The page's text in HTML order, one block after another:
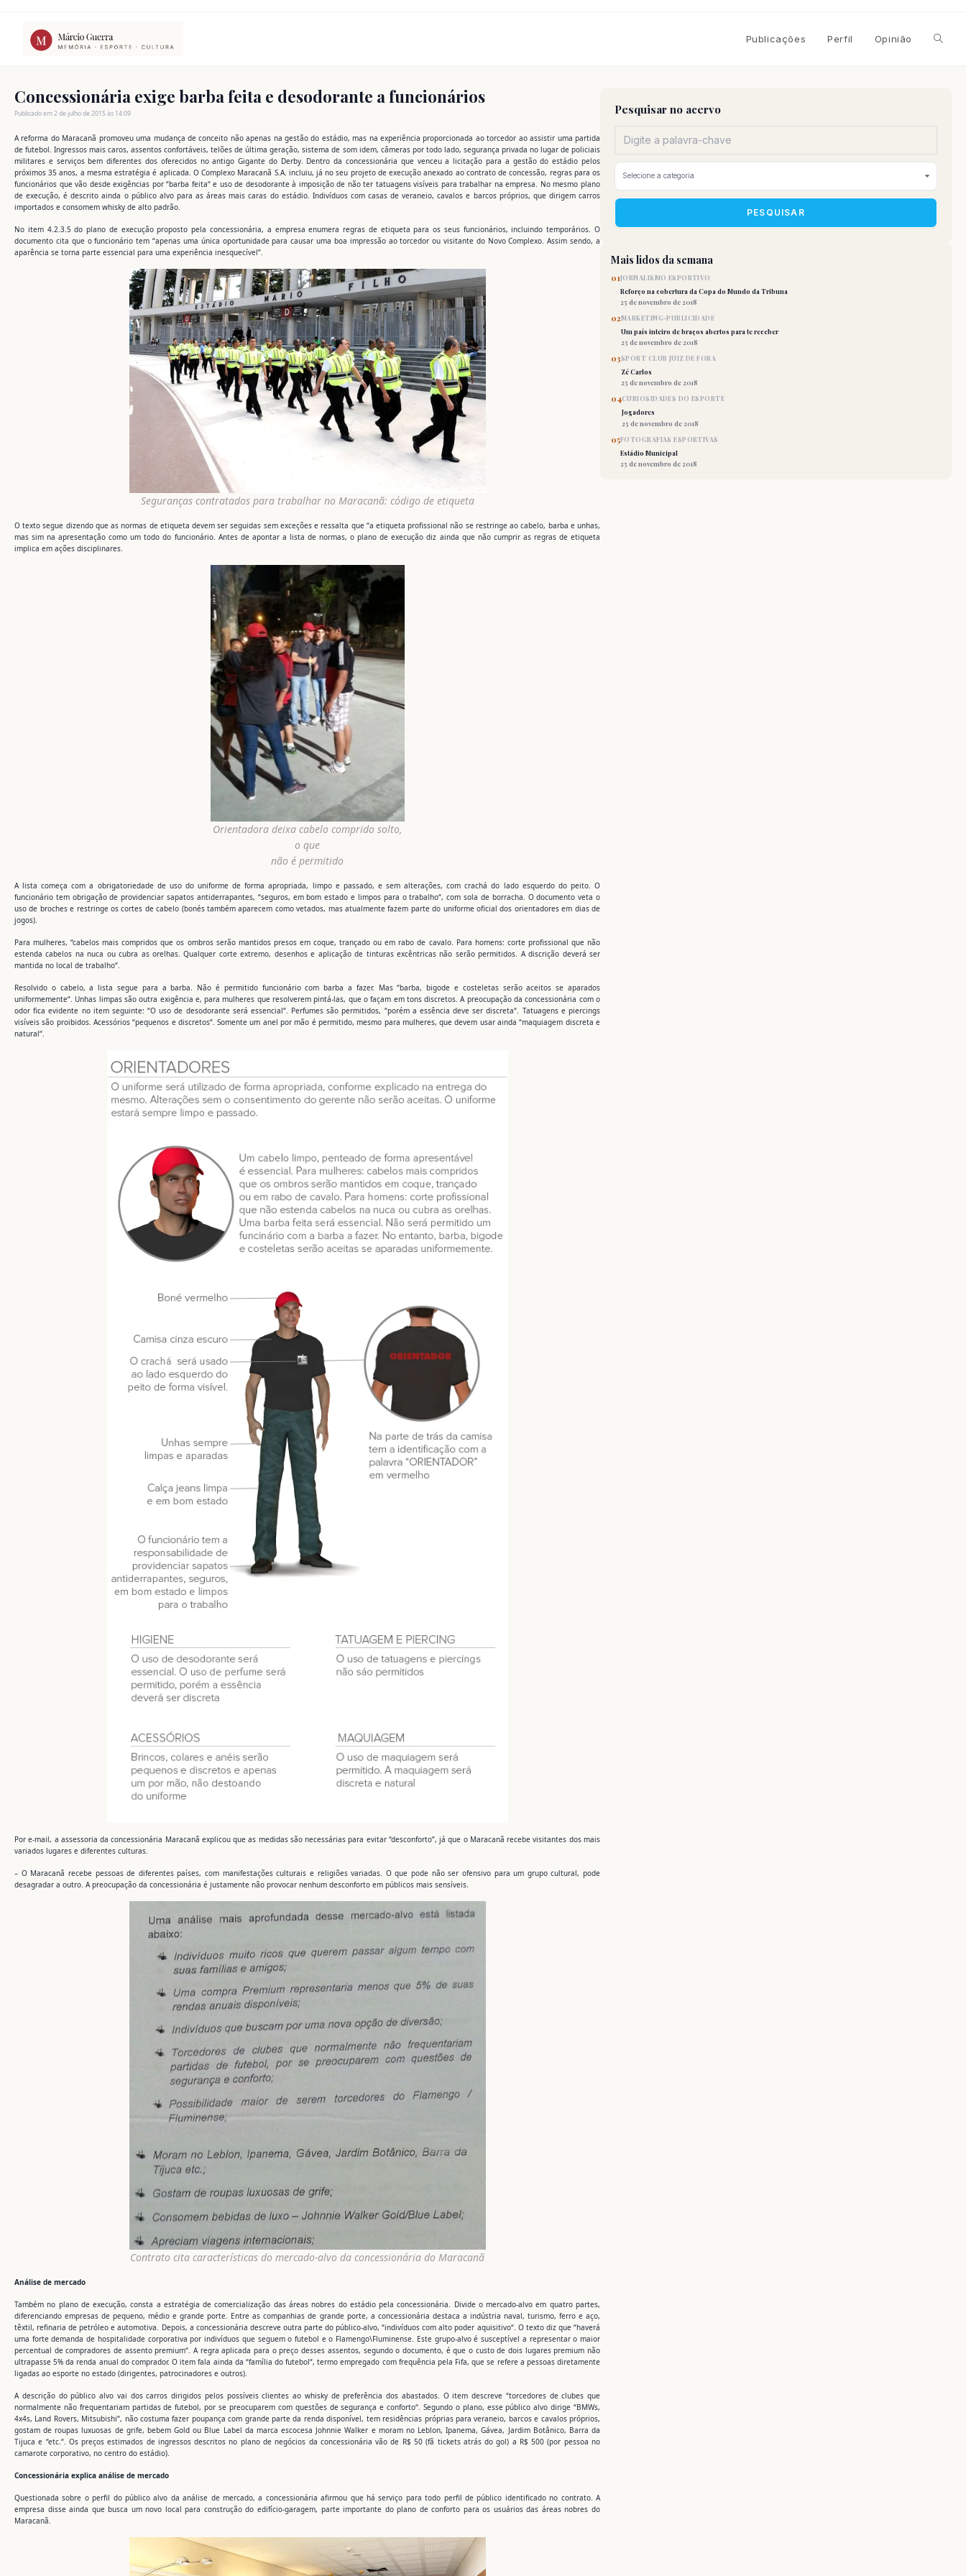
conteúdo
Publicações Perfil Opinião
site
Concessionária exige barba feita e desodorante a funcionários
Publicado em 2 de julho de 2015 às 14:09
A reforma do Maracanã promoveu uma mudança de conceito não apenas na gestão do estádio, mas na experiência proporcionada ao torcedor ao assistir uma partida
de futebol. Ingressos mais caros, assentos confortáveis, telões de última geração, sistema de som idem, câmeras por todo lado, segurança privada no lugar de policiais
militares e serviços bem diferentes dos oferecidos no antigo Gigante do Derby. Dentro da concessionária que venceu a licitação para a gestão do estádio pelos
próximos 35 anos, a mesma estratégia é aplicada. O Complexo Maracanã S.A. incluiu, já no seu projeto de execução anexado ao contrato de concessão, regras para os
funcionários que vão desde exigências por “barba feita“ e uso de desodorante à imposição de não ter tatuagens visíveis para trabalhar na empresa. No mesmo plano
de execução, é descrito ainda o público alvo para as áreas mais caras do estádio. Indivíduos com casas de veraneio, cavalos e barcos próprios, que dirigem carros
importados e consomem whisky de alto padrão.
No item 4.2.3.5 do plano de execução proposto pela concessionária, a empresa enumera regras de etiqueta para os seus funcionários, incluindo temporários. O
documento cita que o funcionário tem “apenas uma única oportunidade para causar uma boa impressão ao torcedor ou visitante do Novo Complexo. Assim sendo, a
aparência se torna parte essencial para uma experiência inesquecível”.
Seguranças contratados para trabalhar no Maracanã: código de etiqueta
O texto segue dizendo que as normas de etiqueta devem ser seguidas sem exceções e ressalta que “a etiqueta profissional não se restringe ao cabelo, barba e unhas,
mas sim na apresentação como um todo do funcionário. Antes de apontar a lista de normas, o plano de execução diz ainda que não cumprir as regras de etiqueta
implica em ações disciplinares.
Orientadora deixa cabelo comprido solto,
o que
não é permitido
A lista começa com a obrigatoriedade de uso do uniforme de forma apropriada, limpo e passado, e sem alterações, com crachá do lado esquerdo do peito. O
funcionário tem obrigação de providenciar sapatos antiderrapantes, “seguros, em bom estado e limpos para o trabalho“, com sola de borracha. O documento veta o
uso de broches e restringe os cortes de cabelo (bonés também aparecem como vetados, mas atualmente fazem parte do uniforme oficial dos orientadores em dias de
jogos).
Para mulheres, “cabelos mais compridos que os ombros serão mantidos presos em coque, trançado ou em rabo de cavalo. Para homens: corte profissional que não
estenda cabelos na nuca ou cubra as orelhas. Qualquer corte extremo, desenhos e aplicação de tinturas excêntricas não serão permitidos. A discrição deverá ser
mantida no local de trabalho“.
Resolvido o cabelo, a lista segue para a barba. Não é permitido funcionário com barba a fazer. Mas “barba, bigode e costeletas serão aceitos se aparados
uniformemente“. Unhas limpas são outra exigência e, para mulheres que resolverem pintá-las, que o façam em tons discretos. A preocupação da concessionária com o
odor fica evidente no item seguinte: “O uso de desodorante será essencial“. Perfumes são permitidos, “porém a essência deve ser discreta“. Tatuagens e piercings
visíveis são proibidos. Acessórios “pequenos e discretos“. Somente um anel por mão é permitido, mesmo para mulheres, que devem usar ainda “maquiagem discreta e
natural“.
Por e-mail, a assessoria da concessionária Maracanã explicou que as medidas são necessárias para evitar “desconforto”, já que o Maracanã recebe visitantes dos mais
variados lugares e diferentes culturas.
– O Maracanã recebe pessoas de diferentes países, com manifestações culturais e religiões variadas. O que pode não ser ofensivo para um grupo cultural, pode
desagradar a outro. A preocupação da concessionária é justamente não provocar nenhum desconforto em públicos mais sensíveis.
Contrato cita características do mercado-alvo da concessionária do Maracanã
Análise de mercado
Também no plano de execução, consta a estratégia de comercialização das áreas nobres do estádio pela concessionária. Divide o mercado-alvo em quatro partes,
diferenciando empresas de pequeno, médio e grande porte. Entre as companhias de grande porte, a concessionária destaca a indústria naval, turismo, ferro e aço,
têxtil, refinaria de petróleo e automotiva. Depois, a concessionária descreve outra parte do público-alvo, “indivíduos com alto poder aquisitivo“. O texto diz que “haverá
uma forte demanda de hospitalidade corporativa por indivíduos que seguem o futebol e o Flamengo\Fluminense. Este grupo-alvo é susceptível a representar o maior
percentual de compradores de assento premium“. A regra aplicada para o preço desses assentos, segundo o documento, é que o custo de dois lugares premium não
ultrapasse 5% da renda anual do comprador. O item fala ainda da “família do futebol“, termo empregado com frequência pela Fifa, que se refere a pessoas diretamente
ligadas ao esporte no estado (dirigentes, patrocinadores e outros).
A descrição do público alvo vai dos carros dirigidos pelos possíveis clientes ao whisky de preferência dos abastados. O item descreve “torcedores de clubes que
normalmente não frequentariam partidas de futebol, por se preocuparem com questões de segurança e conforto“. Segundo o plano, esse público alvo dirige “BMWs,
4x4s, Land Rovers, Mitsubishi“, não costuma fazer poupança com grande parte da renda disponível, tem residências próprias para veraneio, barcos e cavalos próprios,
gostam de roupas luxuosas de grife, bebem Gold ou Blue Label da marca escocesa Johnnie Walker e moram no Leblon, Ipanema, Gávea, Jardim Botânico, Barra da
Tijuca e “etc.“. Os preços estimados de ingressos descritos no plano de negócios da concessionária vão de R$ 50 (fã tickets atrás do gol) a R$ 500 (por pessoa no
camarote corporativo, no centro do estádio).
Concessionária explica análise de mercado
Questionada sobre o perfil do público alvo da análise de mercado, a concessionária afirmou que há serviço para todo perfil de público identificado no contrato. A
empresa disse ainda que busca um novo local para construção do edifício-garagem, parte importante do plano de conforto para os usuários das áreas nobres do
Maracanã.
Pesquisar no acervo
PESQUISAR
Mais lidos da semana
01JORNALISMO ESPORTIVO
Reforço na cobertura da Copa do Mundo da Tribuna
25 de novembro de 2018
02MARKETING-PUBLICIDADE
Um país inteiro de braços abertos para te receber
25 de novembro de 2018
03SPORT CLUB JUIZ DE FORA
Zé Carlos
25 de novembro de 2018
04CURIOSIDADES DO ESPORTE
Jogadores
25 de novembro de 2018
05FOTOGRAFIAS ESPORTIVAS
Estádio Municipal
25 de novembro de 2018